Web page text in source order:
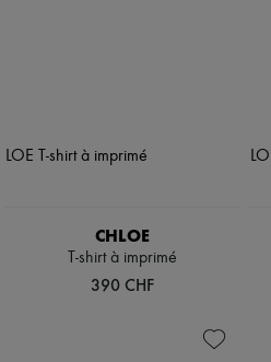
CHLOE
T-shirt à imprimé
390 CHF